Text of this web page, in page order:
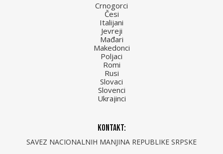
Crnogorci
Česi
Italijani
Jevreji
Mađari
Makedonci
Poljaci
Romi
Rusi
Slovaci
Slovenci
Ukrajinci
Kontakt:
SAVEZ NACIONALNIH MANJINA REPUBLIKE SRPSKE